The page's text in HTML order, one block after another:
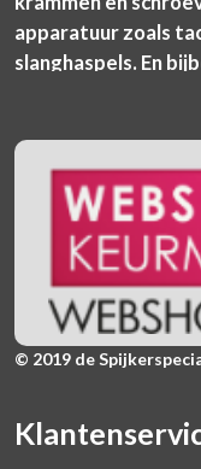
apparatuur zoals
slanghaspels. En
© 2019 de